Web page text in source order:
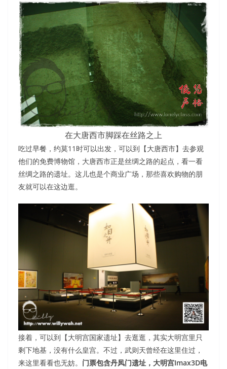
在大唐西市脚踩在丝路之上
吃过早餐，约莫11时可以出发，可以到【大唐西市】去参观
他们的免费博物馆，大唐西市正是丝绸之路的起点，看一看
丝绸之路的遗址。这儿也是个商业广场，那些喜欢购物的朋
友就可以在这边逛。
接着，可以到【大明宫国家遗址】去逛逛，其实大明宫里只
剩下地基，没有什么皇宫。不过，武则天曾经在这里住过，
来这里看看也无妨。 门票包含丹凤门遗址，大明宫Imax3D电